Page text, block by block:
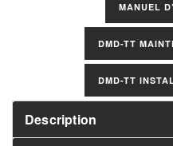
MANUEL
DMD-TT
DMD-TT
Description